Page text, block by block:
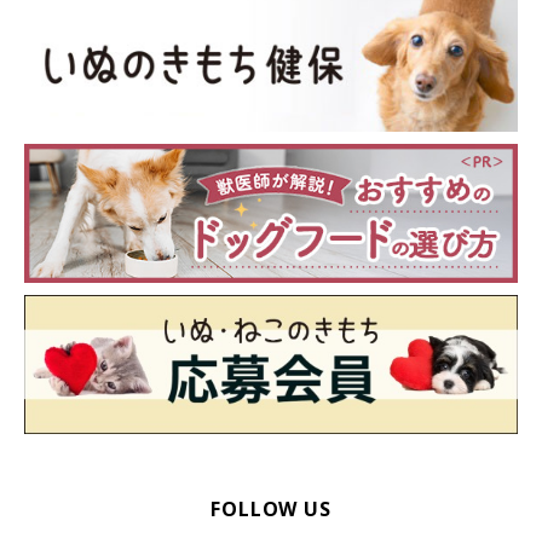
マロたんが切ない鳴き声を上げたのはそれきりで、今ではすっか
りツンツンツンデレに。夜もぐっすり眠り、ねぼすけの朝が弱い
マロたんに戻りました。アレルギーもずいぶんよくなりました。
が、マロたんのためにも脳出血の再発はなんとでも阻止せねば。
FOLLOW US